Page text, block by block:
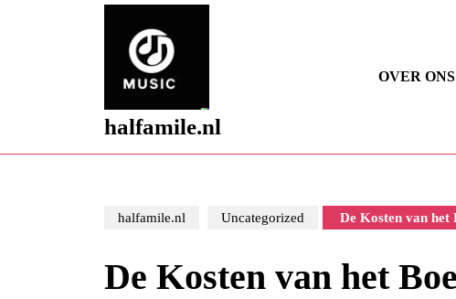
halfamile.nl
OVER ONS
halfamile.nl Uncategorized De Kosten van het
De Kosten van het